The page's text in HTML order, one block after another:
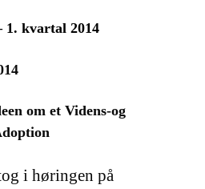
1. kvartal 2014
om et Videns-og
i høringen på